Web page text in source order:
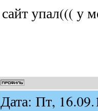
сайт упал((( у
Дата: Пт,